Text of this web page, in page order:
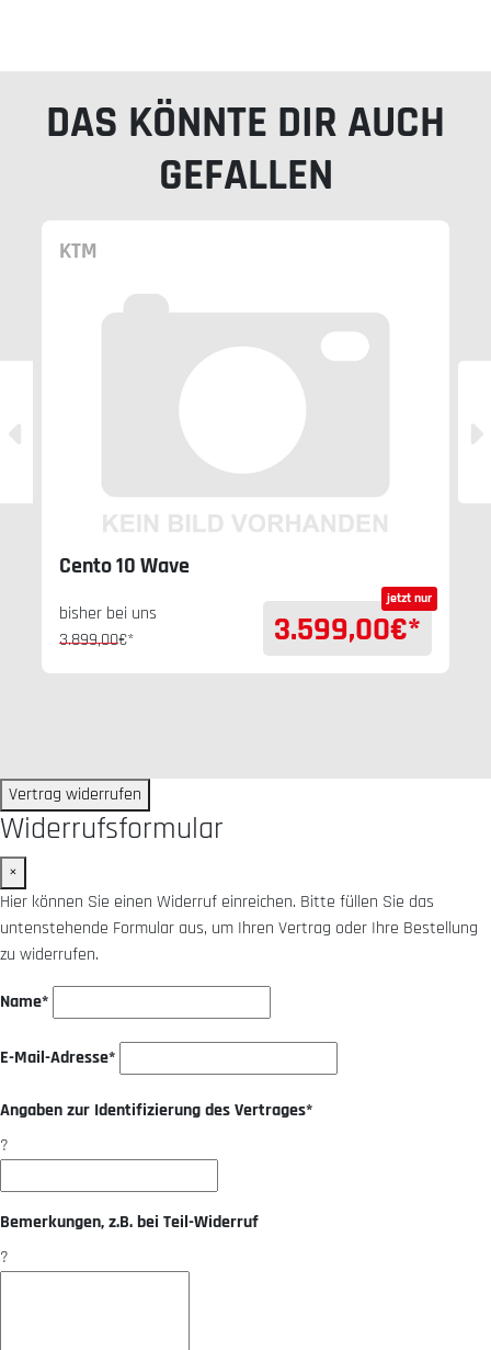
DAS KÖNNTE DIR AUCH
GEFALLEN
KTM
Cento 10 Wave
bisher bei uns
3.899,00€*
jetzt nur
3.599,00€*
Vertrag widerrufen
Widerrufsformular
×
Hier können Sie einen Widerruf einreichen. Bitte füllen Sie das
untenstehende Formular aus, um Ihren Vertrag oder Ihre Bestellung
zu widerrufen.
Name*
E-Mail-Adresse*
Angaben zur Identifizierung des Vertrages*
?
Bemerkungen, z.B. bei Teil-Widerruf
?